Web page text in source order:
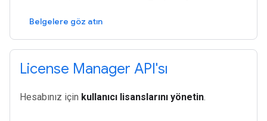
Belgelere göz atın
License Manager API'sı
Hesabınız için kullanıcı lisanslarını yönetin.